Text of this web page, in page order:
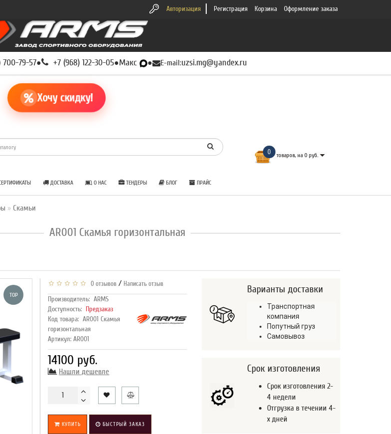
Авторизация Регистрация Корзина Оформление заказа
700-79-57● +7 (968) 122-30-05●Макс ● E-mail:uzsi.mg@yandex.ru
Хочу скидку!
0 товаров, на 0 руб.
ДОСТАВКА О НАС ТЕНДЕРЫ БЛОГ ПРАЙС
Скамьи
AR001 Скамья горизонтальная
TOP
0 отзывов / Написать отзыв
Производитель: ARMS
Доступность: Предзаказ
Код товара: AR001 Скамья
горизонтальная
Артикул: AR001
14100 руб.
Нашли дешевле
КУПИТЬ БЫСТРЫЙ ЗАКАЗ
Варианты доставки
Транспортная
компания
Попутный груз
Самовывоз
Срок изготовления
Срок изготовления 2-
4 недели
Отгрузка в течении 4-
х дней